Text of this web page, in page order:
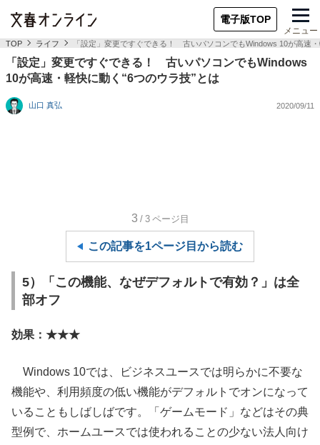
電子版TOP
メニュー
TOP ライフ 「設定」変更ですぐできる！ 古いパソコンでもWindows 10が高速
「設定」変更ですぐできる！ 古いパソコンでもWindows
10が高速・軽快に動く“6つのウラ技”とは
山口 真弘 2020/09/11
3 /3 ページ目
この記事を1ページ目から読む
5）「この機能、なぜデフォルトで有効？」は全
部オフ
効果：★★★
Windows 10では、ビジネスユースでは明らかに不要な
機能や、利用頻度の低い機能がデフォルトでオンになって
いることもしばしばです。「ゲームモード」などはその典
型例で、ホームユースでは使われることの少ない法人向け